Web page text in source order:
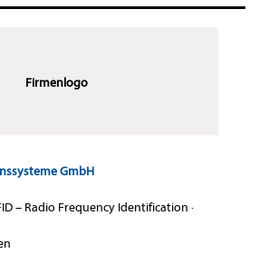
Firmenlogo
GmbH
– Radio Frequency Identification ·